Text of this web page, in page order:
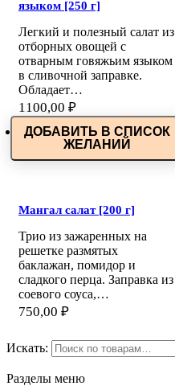
языком [250 г]
Легкий и полезный салат из
отборных овощей с
отварным говяжьим языком
в сливочной заправке.
Обладает…
1100,00 ₽
ДОБАВИТЬ В СПИСОК
ЖЕЛАНИЙ
Мангал салат [200 г]
Трио из зажаренных на
решетке размятых
баклажан, помидор и
сладкого перца. Заправка из
соевого соуса,…
750,00 ₽
Искать:
Разделы меню